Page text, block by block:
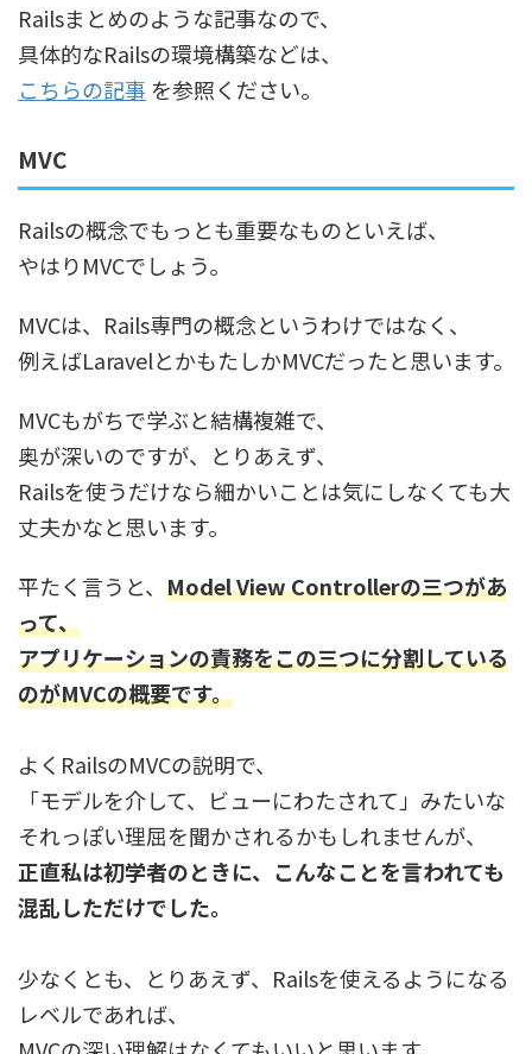
Railsまとめのような記事なので、
具体的なRailsの環境構築などは、
こちらの記事 を参照ください。
MVC
Railsの概念でもっとも重要なものといえば、
やはりMVCでしょう。
MVCは、Rails専門の概念というわけではなく、
例えばLaravelとかもたしかMVCだったと思います。
MVCもがちで学ぶと結構複雑で、
奥が深いのですが、とりあえず、
Railsを使うだけなら細かいことは気にしなくても大
丈夫かなと思います。
平たく言うと、 Model View Controllerの三つがあ
って、
アプリケーションの責務をこの三つに分割している
のがMVCの概要です。
よくRailsのMVCの説明で、
「モデルを介して、ビューにわたされて」みたいな
それっぽい理屈を聞かされるかもしれませんが、
正直私は初学者のときに、こんなことを言われても
混乱しただけでした。
少なくとも、とりあえず、Railsを使えるようになる
レベルであれば、